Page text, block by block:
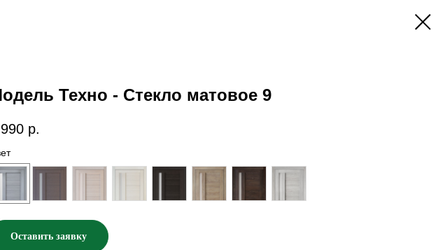
Техно - Стекло матовое 9
р.
Оставить заявку